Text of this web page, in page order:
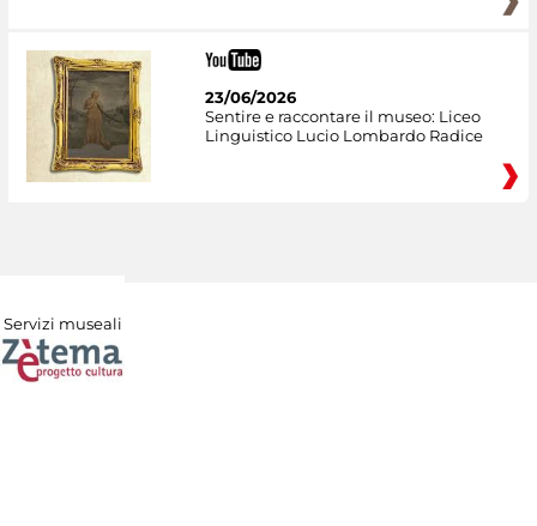
23/06/2026
Sentire e raccontare il museo: Liceo
Linguistico Lucio Lombardo Radice
Servizi museali